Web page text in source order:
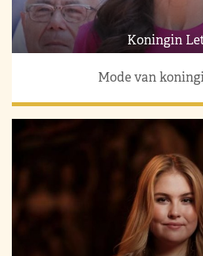
Koningin
Mode van